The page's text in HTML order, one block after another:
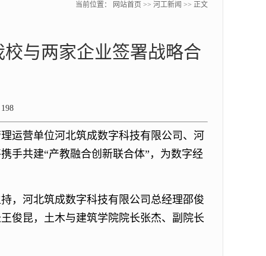
当前位置： 网站首页 >> 河工新闻 >> 正文
与两家企业签署战略合
198
运营单位河北筑成数字科技有限公司、河
手共建“产教融合创新联合体”，为数字经
，河北筑成数字科技有限公司总经理邵俊
俊昆，土木与建筑学院院长张杰、副院长